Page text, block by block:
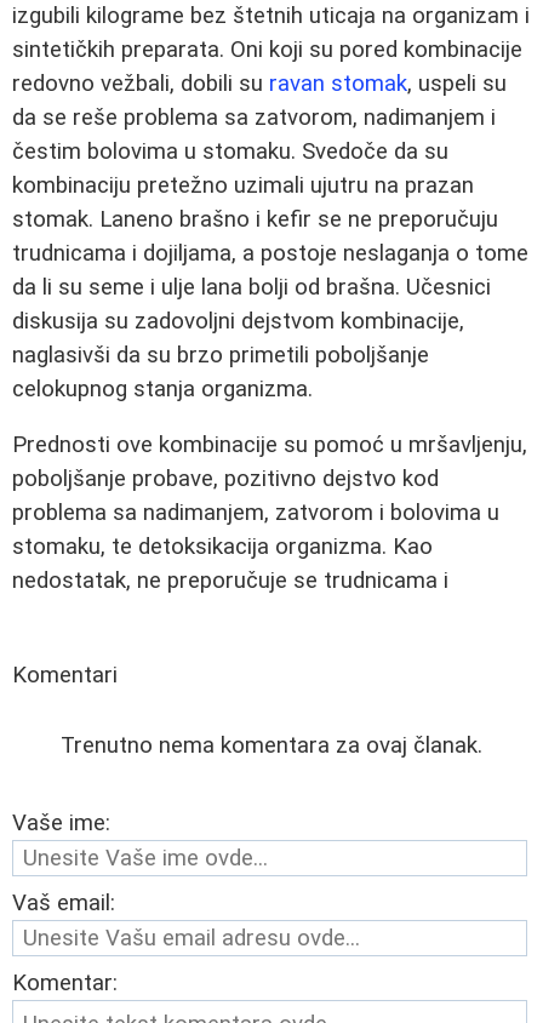
izgubili kilograme bez štetnih uticaja na organizam i
sintetičkih preparata. Oni koji su pored kombinacije
redovno vežbali, dobili su ravan stomak, uspeli su
da se reše problema sa zatvorom, nadimanjem i
čestim bolovima u stomaku. Svedoče da su
kombinaciju pretežno uzimali ujutru na prazan
stomak. Laneno brašno i kefir se ne preporučuju
trudnicama i dojiljama, a postoje neslaganja o tome
da li su seme i ulje lana bolji od brašna. Učesnici
diskusija su zadovoljni dejstvom kombinacije,
naglasivši da su brzo primetili poboljšanje
celokupnog stanja organizma.
Prednosti ove kombinacije su pomoć u mršavljenju,
poboljšanje probave, pozitivno dejstvo kod
problema sa nadimanjem, zatvorom i bolovima u
stomaku, te detoksikacija organizma. Kao
nedostatak, ne preporučuje se trudnicama i
Komentari
Trenutno nema komentara za ovaj članak.
Vaše ime:
Vaš email:
Komentar: